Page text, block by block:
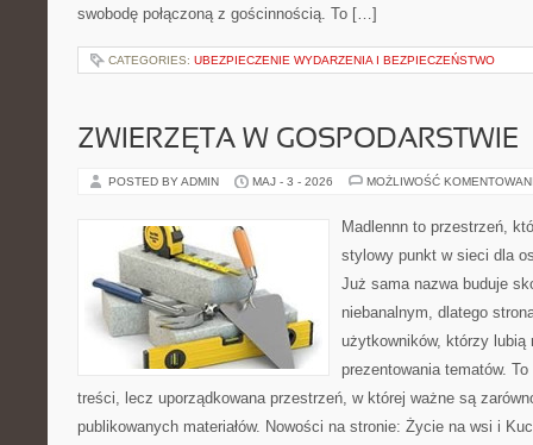
swobodę połączoną z gościnnością. To […]
CATEGORIES: UBEZPIECZENIE WYDARZENIA I BEZPIECZEŃSTWO
ZWIERZĘTA W GOSPODARSTWIE
POSTED BY ADMIN MAJ - 3 - 2026 MOŻLIWOŚĆ
Madlennn to przestrzeń,
stylowy punkt w sieci dla
Już sama nazwa buduje
niebanalnym, dlatego
użytkowników, którzy lubią
prezentowania tematów.
treści, lecz uporządkowana przestrzeń, w której ważne są
publikowanych materiałów. Nowości na stronie: Życie na wsi i